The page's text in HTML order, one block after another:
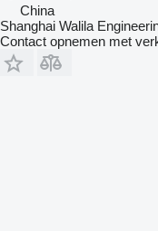
China
Shanghai Walila
Contact opnemen met